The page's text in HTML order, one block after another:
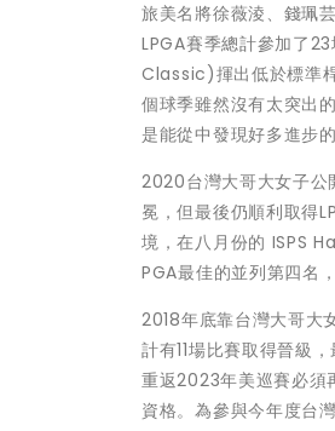
旅美名將徐薇淩、錢珮
LPGA賽季總計參加了
Classic)揮出低於標準
個球季雖然沒有太突出
是能從中發現好多進步
2020台灣大哥大女子公
冕，但最後仍順利取得
境，在八月份的 ISPS
PGA最佳的並列第四名
2018年底靠台灣大哥大
計有11場比賽取得晉級
重返2023年美巡賽必須
資格。為參與今年度台